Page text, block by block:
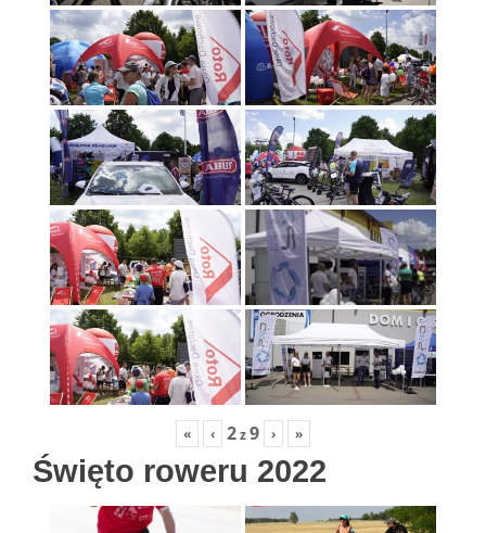
« ‹ 2z9 › »
Święto roweru 2022